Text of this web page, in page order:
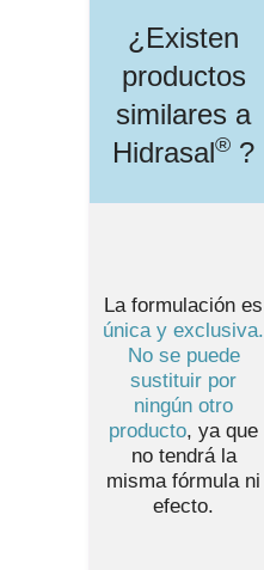
¿Existen
productos
similares a
Hidrasal® ?
La formulación es
única y exclusiva.
No se puede
sustituir por
ningún otro
producto, ya que
no tendrá la
misma fórmula ni
efecto.